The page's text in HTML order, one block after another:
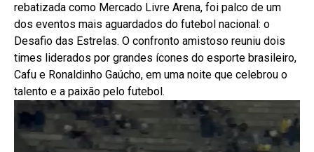
rebatizada como Mercado Livre Arena, foi palco de um
dos eventos mais aguardados do futebol nacional: o
Desafio das Estrelas. O confronto amistoso reuniu dois
times liderados por grandes ícones do esporte brasileiro,
Cafu e Ronaldinho Gaúcho, em uma noite que celebrou o
talento e a paixão pelo futebol.